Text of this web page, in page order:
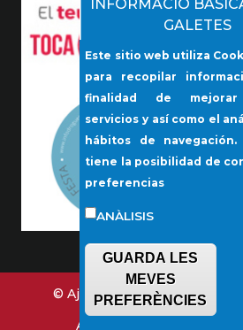
© Ajuntament de Lloseta.
reservados.
Aviso legal
INFORMACIÓ
GALETES
Este sitio web utiliza
para recopilar
finalidad de mejorar
servicios y así como el
hábitos de
tiene la posibilidad de
preferencias
ANÀLISIS
GUARDA LES
MEVES
PREFERÈNCIES